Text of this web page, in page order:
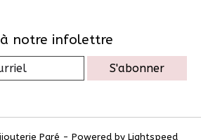
notre infolettre
S'abonner
Paré - Powered by Lightspeed